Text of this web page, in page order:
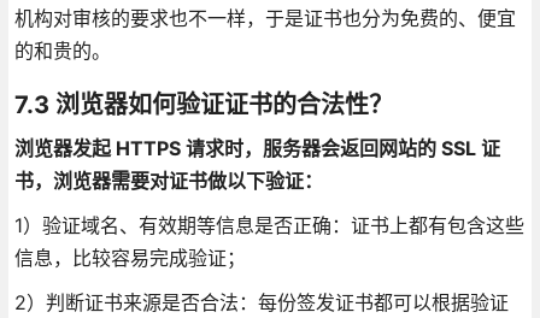
机构对审核的要求也不一样，于是证书也分为免费的、便宜
的和贵的。
7.3 浏览器如何验证证书的合法性？
浏览器发起 HTTPS 请求时，服务器会返回网站的 SSL 证
书，浏览器需要对证书做以下验证：
1）验证域名、有效期等信息是否正确：证书上都有包含这些
信息，比较容易完成验证；
2）判断证书来源是否合法：每份签发证书都可以根据验证